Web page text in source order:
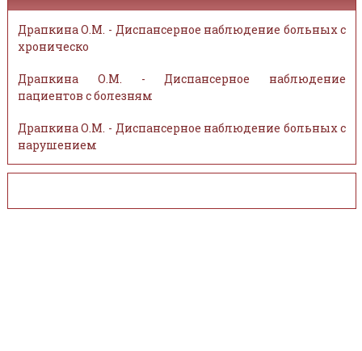
Драпкина О.М. - Диспансерное наблюдение больных с
хроническо
Драпкина О.М. - Диспансерное наблюдение
пациентов с болезням
Драпкина О.М. - Диспансерное наблюдение больных с
нарушением